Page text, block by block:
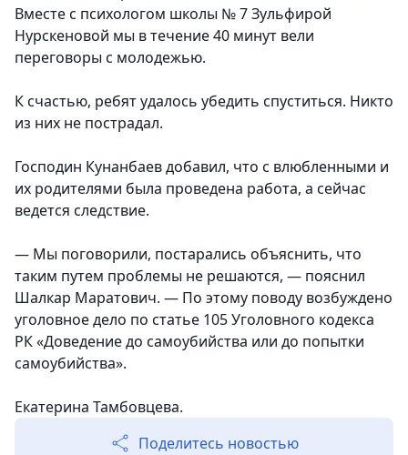
Вместе с психологом школы № 7 Зульфирой
Нурскеновой мы в течение 40 минут вели
переговоры с молодежью.
К счастью, ребят удалось убедить спуститься. Никто
из них не пострадал.
Господин Кунанбаев добавил, что с влюбленными и
их родителями была проведена работа, а сейчас
ведется следствие.
— Мы поговорили, постарались объяснить, что
таким путем проблемы не решаются, — пояснил
Шалкар Маратович. — По этому поводу возбуждено
уголовное дело по статье 105 Уголовного кодекса
РК «Доведение до самоубийства или до попытки
самоубийства».
Екатерина Тамбовцева.
Поделитесь новостью